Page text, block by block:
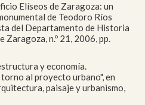
Elíseos de Zaragoza: un
de Teodoro Ríos
del Departamento de Historia
Zaragoza, n.º 21, 2006, pp.
y economía.
al proyecto urbano", en
paisaje y urbanismo,